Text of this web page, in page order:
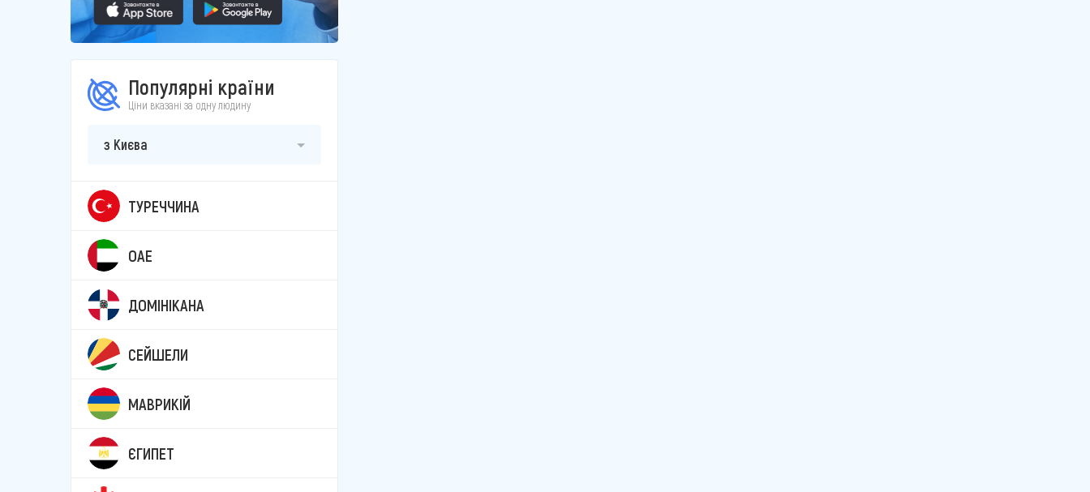
Популярні країни
Ціни вказані за одну людину
з Києва
ТУРЕЧЧИНА
ОАЕ
ДОМІНІКАНА
СЕЙШЕЛИ
МАВРИКІЙ
ЄГИПЕТ